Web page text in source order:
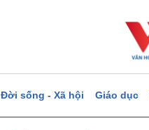
Đời sống - Xã hội Giáo dục